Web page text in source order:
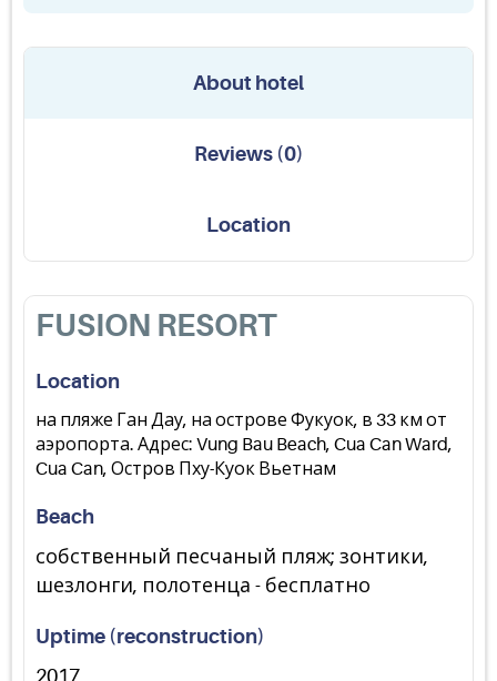
About hotel
Reviews(0)
Location
FUSION RESORT
Location
на пляже Ган Дау, на острове Фукуок, в 33 км от
аэропорта. Адрес: Vung Bau Beach, Cua Can Ward,
Cua Can, Остров Пху-Куок Вьетнам
Beach
собственный песчаный пляж; зонтики,
шезлонги, полотенца - бесплатно
Uptime (reconstruction)
2017